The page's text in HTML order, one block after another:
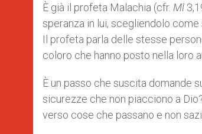
È già il profeta Malachia (cfr. Ml
speranza in lui, scegliendolo
Il profeta parla delle stesse
coloro che hanno posto nella loro
È un passo che suscita domande
sicurezze che non piacciono a
verso cose che passano e non